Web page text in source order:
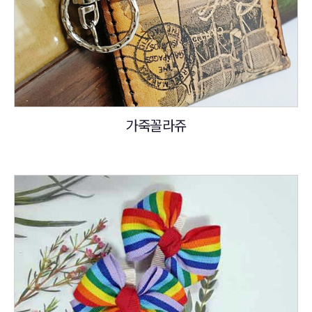
가죽꼴라쥬